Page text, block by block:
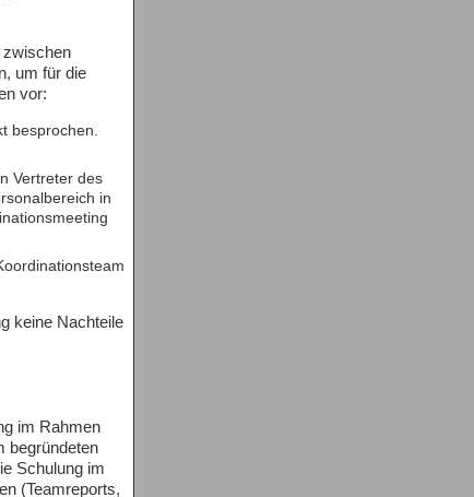
zwischen
um für die
vor:
besprochen.
Vertreter des
in
keine Nachteile
im Rahmen
begründeten
Schulung im
(Teamreports,